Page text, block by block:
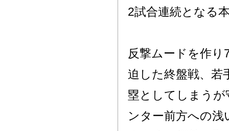
2試合連続となる
反撃ムードを作
迫した終盤戦、若
塁としてしまう
ンター前方への